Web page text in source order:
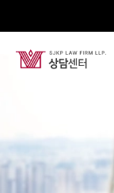
송명욱 Senior